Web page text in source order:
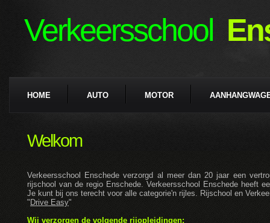
Verkeersschool
HOME AUTO MOTOR
Welkom
Verkeersschool Enschede verzorgd al meer dan 20 jaar een
rijschool van de regio Enschede. Verkeersschool Enschede heeft
Je kunt bij ons terecht voor alle categorie'n rijles. Rijschool en
" Drive Easy"
Wij verzorgen de volgende rijopleidingen: